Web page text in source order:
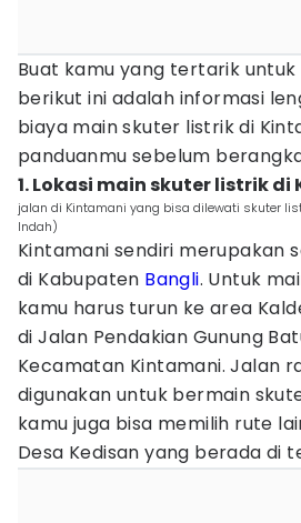
Buat kamu yang tertarik
berikut ini adalah informasi
biaya main skuter listrik di
panduanmu sebelum
1. Lokasi main skuter listrik
jalan di Kintamani yang bisa dilewati skuter
Indah)
Kintamani sendiri merupakan
di Kabupaten Bangli. Untuk
kamu harus turun ke area
di Jalan Pendakian Gunung
Kecamatan Kintamani. Jalan
digunakan untuk bermain
kamu juga bisa memilih rute
Desa Kedisan yang berada di